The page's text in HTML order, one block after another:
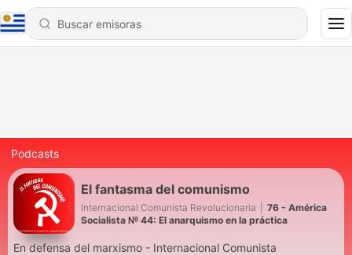
Podcasts
El fantasma del comunismo
Internacional Comunista Revolucionaria
76 - América
Socialista № 44: El anarquismo en la práctica
En defensa del marxismo - Internacional Comunista